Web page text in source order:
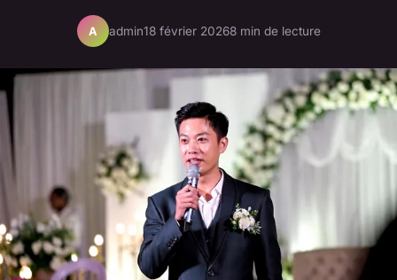
A admin18 février 20268 min de lecture